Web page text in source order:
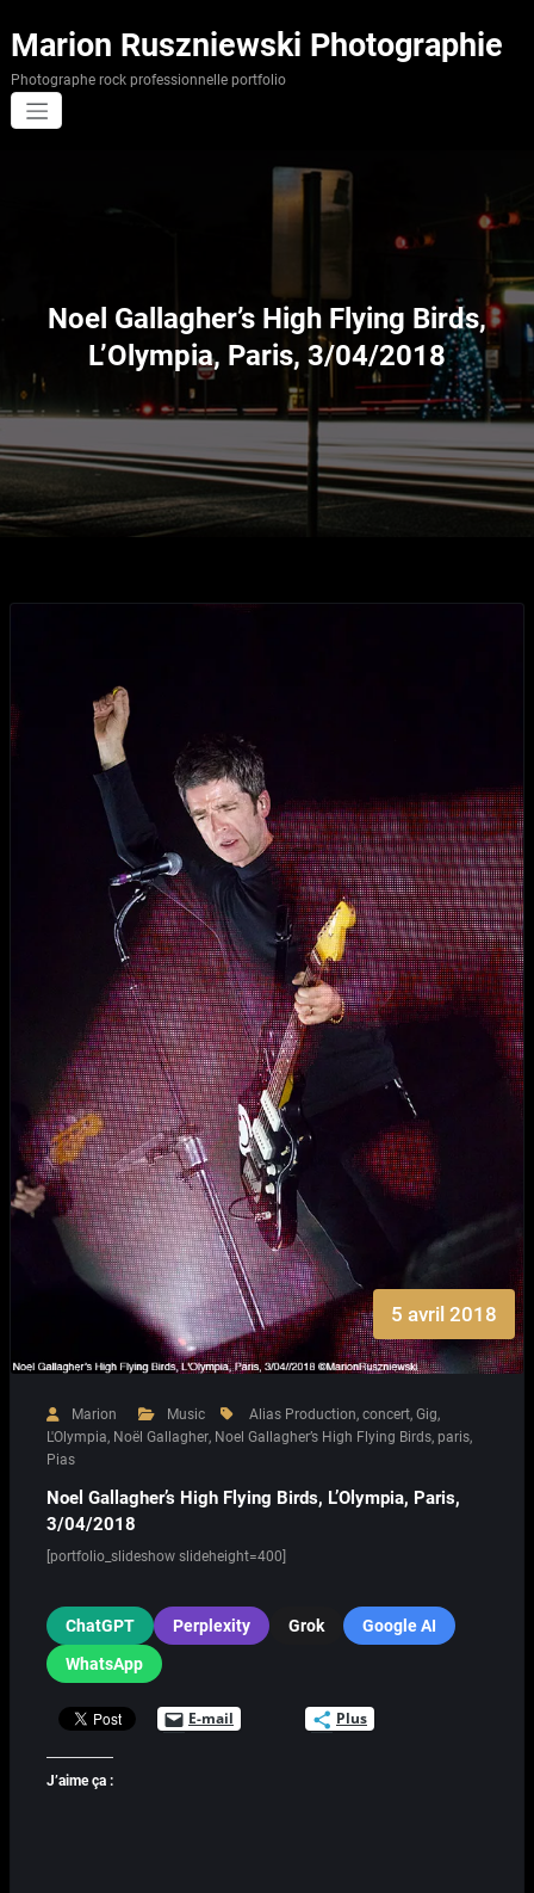
au
contenu
Marion Ruszniewski Photographie
Photographe rock professionnelle portfolio
Noel Gallagher’s High Flying Birds,
L’Olympia, Paris, 3/04/2018
5 avril 2018
Marion Music Alias Production, concert, Gig,
L'Olympia, Noël Gallagher, Noel Gallagher’s High Flying Birds, paris,
Pias
Noel Gallagher’s High Flying Birds, L’Olympia, Paris,
3/04/2018
[portfolio_slideshow slideheight=400]
ChatGPT Perplexity Grok
Google AI
WhatsApp
E-mail Plus
J’aime ça :